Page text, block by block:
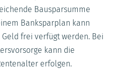
Bausparsumme
Banksparplan kann
frei verfügt werden. Bei
kann die
erfolgen.